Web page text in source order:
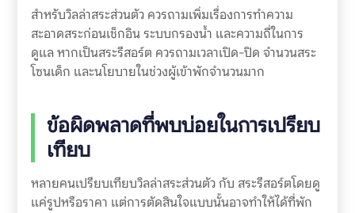
สำหรับวิลล่าสระส่วนตัว ควรถามเพิ่มเรื่องการทำความ
สะอาดสระก่อนเช็กอิน ระบบกรองน้ำ และความถี่ในการ
ดูแล หากเป็นสระรีสอร์ต ควรถามเวลาเปิด-ปิด จำนวนสระ
โซนเด็ก และนโยบายในช่วงผู้เข้าพักจำนวนมาก
ข้อผิดพลาดที่พบบ่อยในการเปรียบ
เทียบ
หลายคนเปรียบเทียบวิลล่าสระส่วนตัว กับ สระรีสอร์ตโดยดู
แค่รูปหรือราคา แต่การตัดสินใจแบบนั้นอาจทำให้ได้ที่พัก